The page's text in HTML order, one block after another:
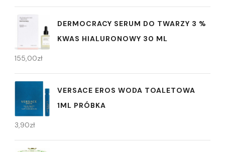
DERMOCRACY SERUM DO TWARZY 3 %
KWAS HIALURONOWY 30 ML
155,00zł
VERSACE EROS WODA TOALETOWA
1ML PRÓBKA
3,90zł